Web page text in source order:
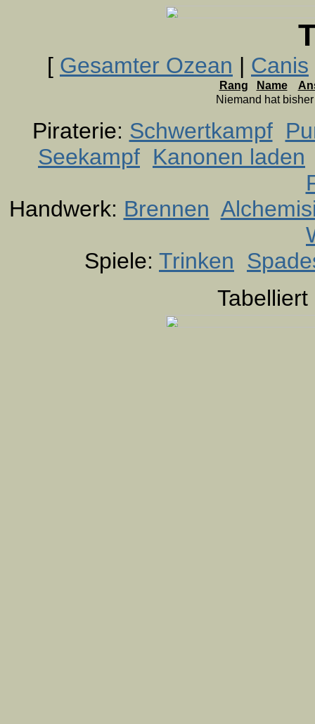
[ Gesamter Ozean | Canis
Rang Name
Niemand hat
Piraterie: Schwertkampf
Seekampf Kanonen laden
Handwerk: Brennen
Spiele: Trinken